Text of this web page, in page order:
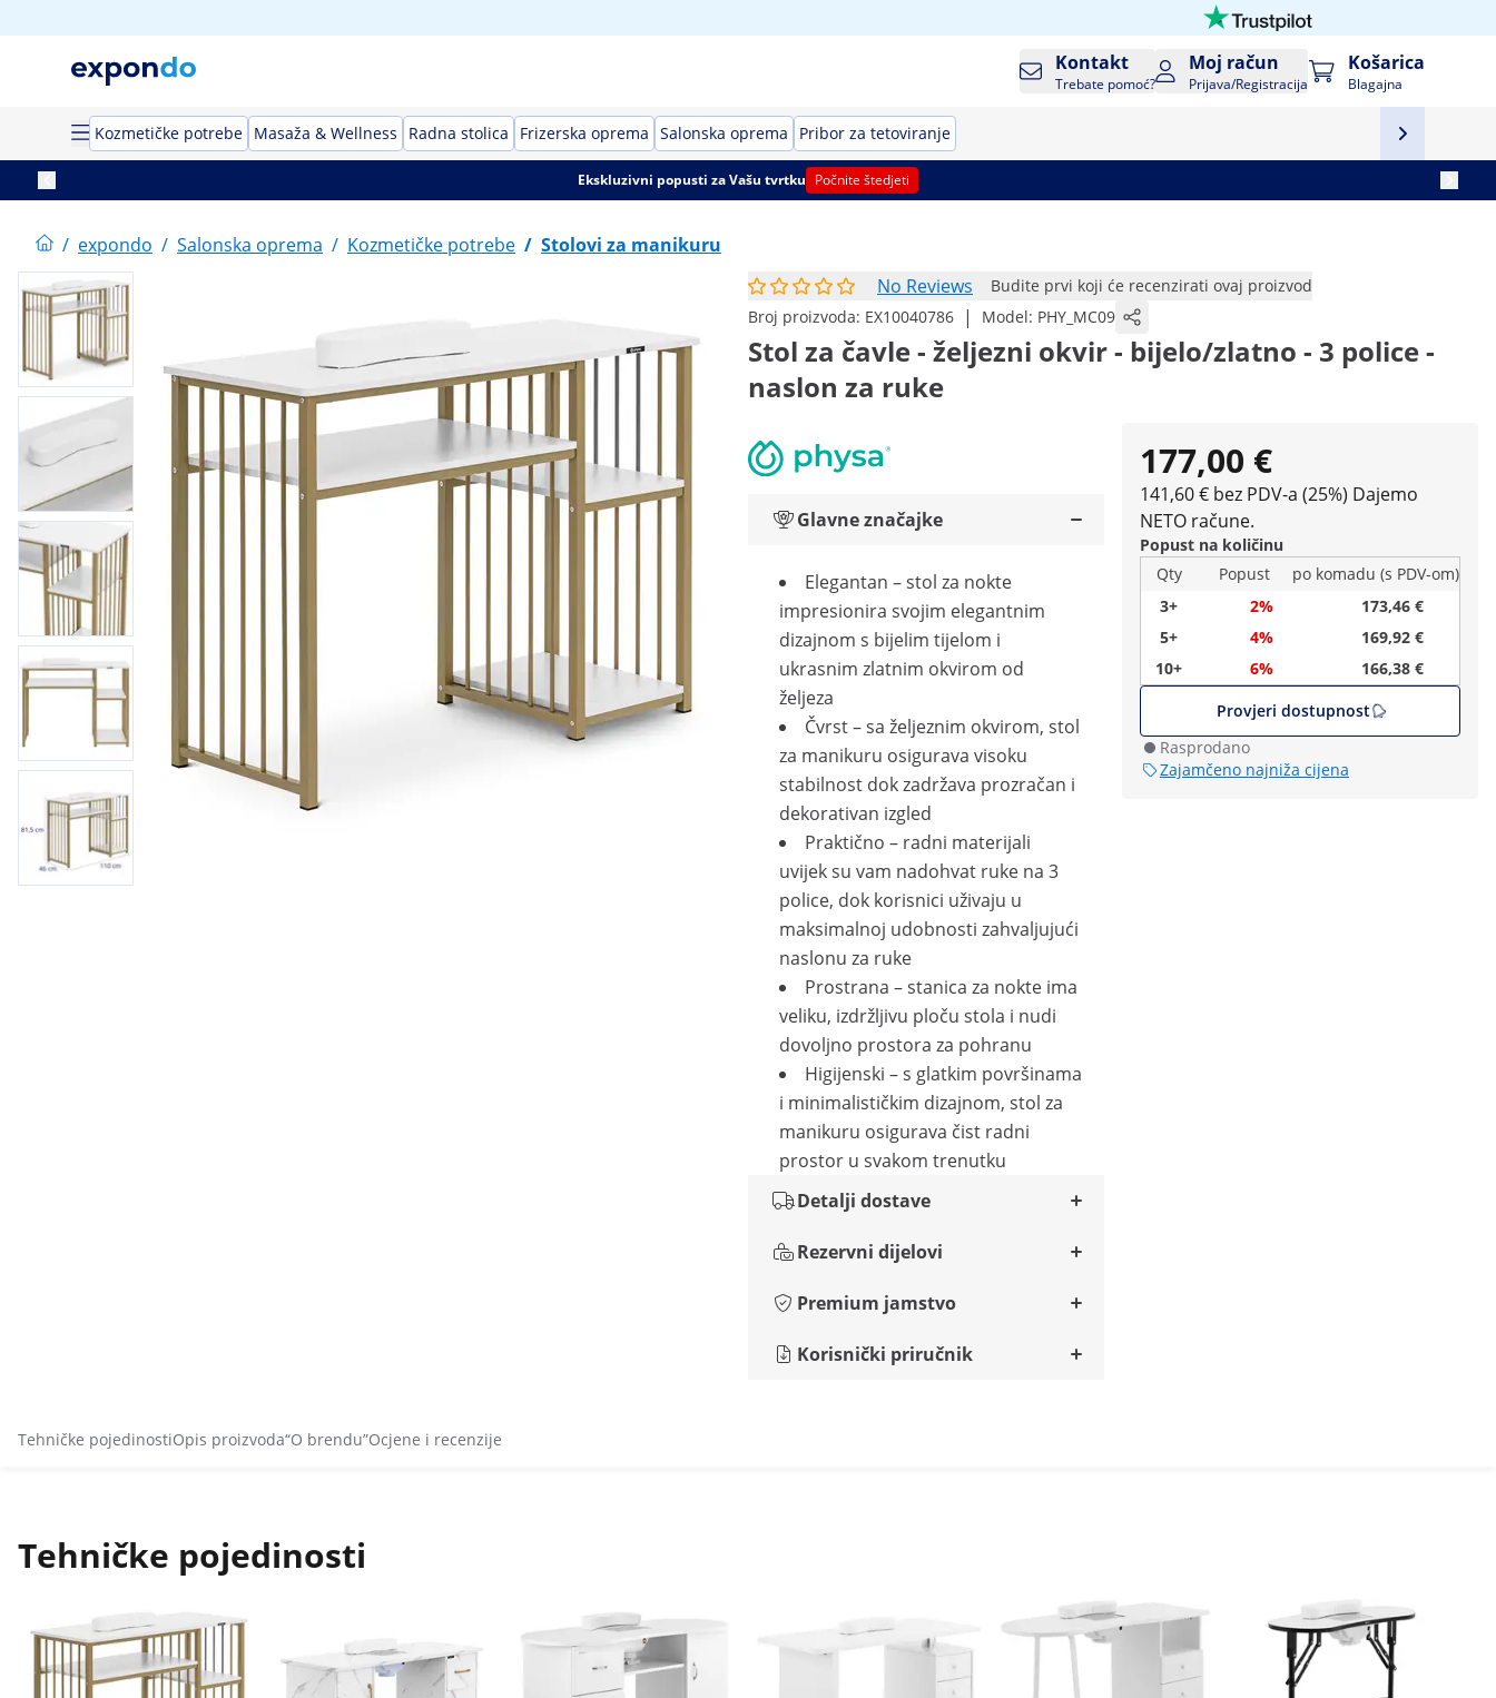
Kontakt
Trebate pomoć?
Moj račun
Prijava/Registracija
Košarica
Blagajna
Kozmetičke potrebe Masaža & Wellness Radna stolica Frizerska oprema Salonska oprema Pribor za tetoviranje
Ekskluzivni popusti za Vašu tvrtku Počnite štedjeti
/ expondo / Salonska oprema / Kozmetičke potrebe / Stolovi za manikuru
No Reviews
Budite prvi koji će recenzirati ovaj proizvod
Broj proizvoda: EX10040786 | Model: PHY_MC09
Stol za čavle - željezni okvir - bijelo/zlatno - 3 police -
naslon za ruke
177,00 €
141,60 € bez PDV-a (25%) Dajemo
NETO račune.
Popust na količinu
Qty
Popust
po komadu (s PDV-om)
3+
2%
173,46 €
5+
4%
169,92 €
10+
6%
166,38 €
Provjeri dostupnost
Rasprodano
Zajamčeno najniža cijena
Glavne značajke
Elegantan – stol za nokte
impresionira svojim elegantnim
dizajnom s bijelim tijelom i
ukrasnim zlatnim okvirom od
željeza
Čvrst – sa željeznim okvirom, stol
za manikuru osigurava visoku
stabilnost dok zadržava prozračan i
dekorativan izgled
Praktično – radni materijali
uvijek su vam nadohvat ruke na 3
police, dok korisnici uživaju u
maksimalnoj udobnosti zahvaljujući
naslonu za ruke
Prostrana – stanica za nokte ima
veliku, izdržljivu ploču stola i nudi
dovoljno prostora za pohranu
Higijenski – s glatkim površinama
i minimalističkim dizajnom, stol za
manikuru osigurava čist radni
prostor u svakom trenutku
Detalji dostave
Rezervni dijelovi
Premium jamstvo
Korisnički priručnik
Tehničke pojedinostiOpis proizvoda“O brendu”Ocjene i recenzije
Tehničke pojedinosti